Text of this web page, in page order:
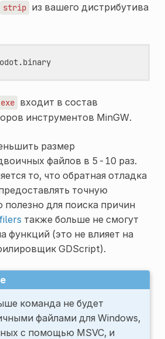
strip из вашего дистрибутива
path/to/godot.binary
входит в состав
инструментов MinGW.
размер
файлов в 5-10 раз.
то, что обратная отладка
точную
для поиска причин
также больше не смогут
функций (это не влияет на
GDScript).
команда не будет
файлами для Windows,
с помощью MSVC, и